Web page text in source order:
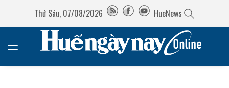
Thứ Sáu, 07/08/2026 HueNews